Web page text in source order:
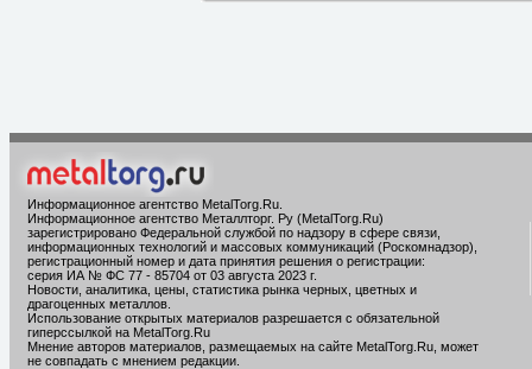
Информационное агентство MetalTorg.Ru
Информационное агентство Металлторг. Ру (MetalTorg.Ru)
зарегистрировано Федеральной службой по надзору в сфере связи,
информационных технологий и массовых коммуникаций (Роскомнадзор),
регистрационный номер и дата принятия решения о регистрации:
серия ИА № ФС 77 - 85704 от 03 августа 2023 г.
Новости, аналитика, цены, статистика рынка черных, цветных и
драгоценных металлов.
Использование открытых материалов разрешается с обязательной
гиперссылкой на MetalTorg.Ru
Мнение авторов материалов, размещаемых на сайте MetalTorg.Ru, может
не совпадать с мнением редакции.